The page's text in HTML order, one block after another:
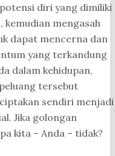
diri yang dimiliki
kemudian mengasah
dapat mencerna dan
yang terkandung
dalam kehidupan,
tersebut
sendiri menjadi
Jika golongan
kita – Anda – tidak?